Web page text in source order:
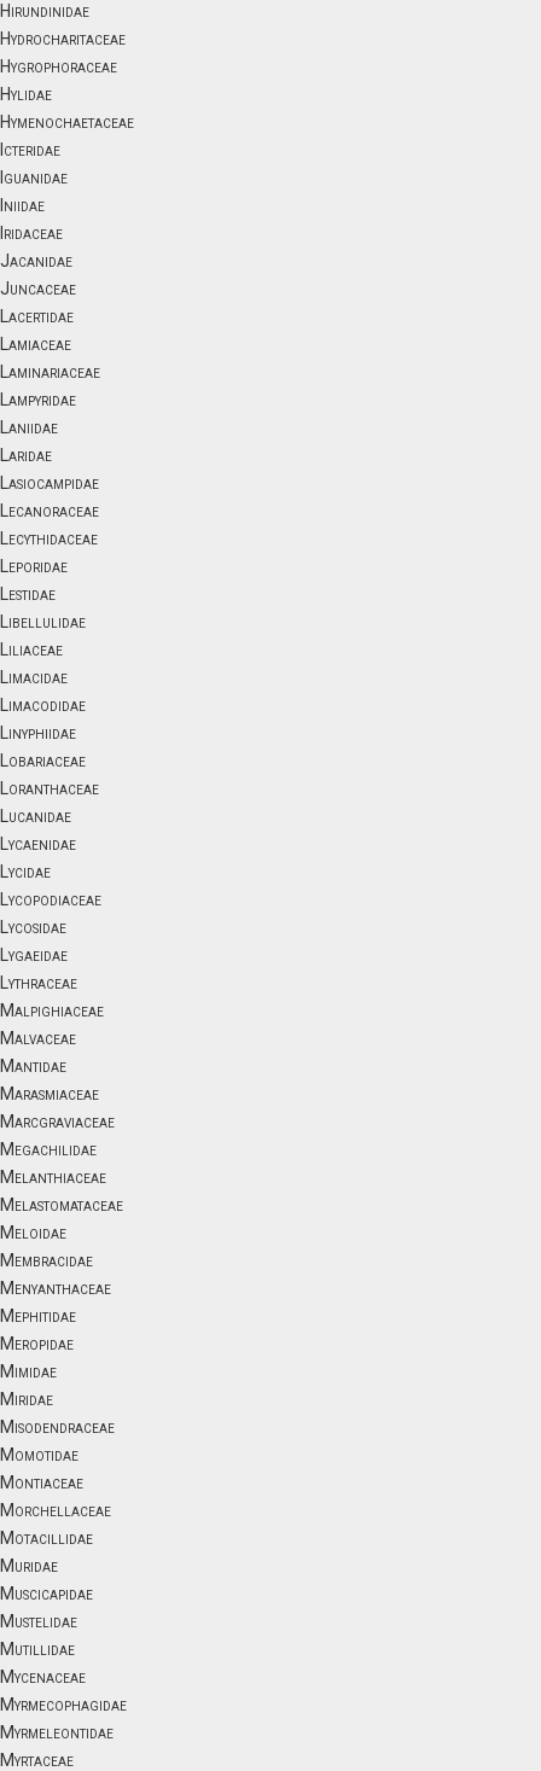
Hirundinidae
Hydrocharitaceae
Hygrophoraceae
Hylidae
Hymenochaetaceae
Icteridae
Iguanidae
Iniidae
Iridaceae
Jacanidae
Juncaceae
Lacertidae
Lamiaceae
Laminariaceae
Lampyridae
Laniidae
Laridae
Lasiocampidae
Lecanoraceae
Lecythidaceae
Leporidae
Lestidae
Libellulidae
Liliaceae
Limacidae
Limacodidae
Linyphiidae
Lobariaceae
Loranthaceae
Lucanidae
Lycaenidae
Lycidae
Lycopodiaceae
Lycosidae
Lygaeidae
Lythraceae
Malpighiaceae
Malvaceae
Mantidae
Marasmiaceae
Marcgraviaceae
Megachilidae
Melanthiaceae
Melastomataceae
Meloidae
Membracidae
Menyanthaceae
Mephitidae
Meropidae
Mimidae
Miridae
Misodendraceae
Momotidae
Montiaceae
Morchellaceae
Motacillidae
Muridae
Muscicapidae
Mustelidae
Mutillidae
Mycenaceae
Myrmecophagidae
Myrmeleontidae
Myrtaceae